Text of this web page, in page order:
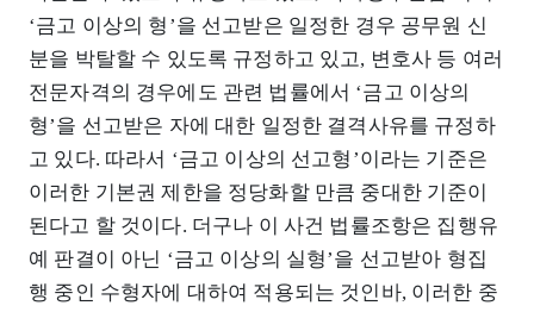
‘금고 이상의 형’을 선고받은 일정한 경우 공무원 신
분을 박탈할 수 있도록 규정하고 있고, 변호사 등 여러
전문자격의 경우에도 관련 법률에서 ‘금고 이상의
형’을 선고받은 자에 대한 일정한 결격사유를 규정하
고 있다. 따라서 ‘금고 이상의 선고형’이라는 기준은
이러한 기본권 제한을 정당화할 만큼 중대한 기준이
된다고 할 것이다. 더구나 이 사건 법률조항은 집행유
예 판결이 아닌 ‘금고 이상의 실형’을 선고받아 형집
행 중인 수형자에 대하여 적용되는 것인바, 이러한 중